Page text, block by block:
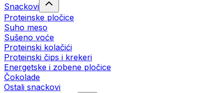
Snackovi
Proteinske pločice
Suho meso
Sušeno voće
Proteinski kolačići
Proteinski čips i krekeri
Energetske i zobene pločice
Čokolade
Ostali snackovi